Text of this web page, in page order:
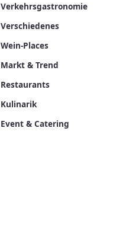
Verkehrsgastronomie
Verschiedenes
Wein-Places
Markt & Trend
Restaurants
Kulinarik
Event & Catering